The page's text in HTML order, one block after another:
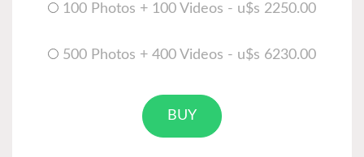
100 Photos + 100 Videos - u$s 2250.00
500 Photos + 400 Videos - u$s 6230.00
BUY